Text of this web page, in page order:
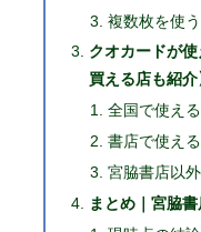
複数枚を使
クオカードが
買える店も紹介
全国で使え
書店で使え
宮脇書店以
まとめ｜宮脇